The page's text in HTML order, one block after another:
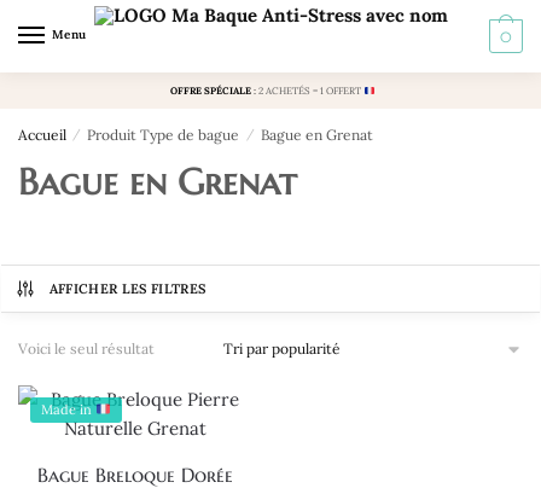
navigation
content
Menu 0
OFFRE SPÉCIALE:2 ACHETÉS = 1 OFFERT
Accueil / Produit Type de bague / Bague en Grenat
Bague en Grenat
AFFICHER LES FILTRES
Voici le seul résultat
Made in
Bague Breloque Dorée